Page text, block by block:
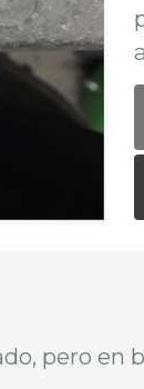
pero en